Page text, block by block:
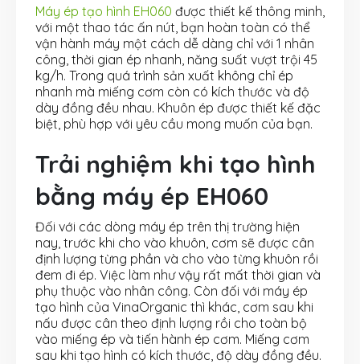
Máy ép tạo hình EH060 được thiết kế thông minh,
với một thao tác ấn nút, bạn hoàn toàn có thể
vận hành máy một cách dễ dàng chỉ với 1 nhân
công, thời gian ép nhanh, năng suất vượt trội 45
kg/h. Trong quá trình sản xuất không chỉ ép
nhanh mà miếng cơm còn có kích thước và độ
dày đồng đều nhau. Khuôn ép được thiết kế đặc
biệt, phù hợp với yêu cầu mong muốn của bạn.
Trải nghiệm khi tạo hình
bằng máy ép EH060
Đối với các dòng máy ép trên thị trường hiện
nay, trước khi cho vào khuôn, cơm sẽ được cân
định lượng từng phần và cho vào từng khuôn rồi
đem đi ép. Việc làm như vậy rất mất thời gian và
phụ thuộc vào nhân công. Còn đối với máy ép
tạo hình của VinaOrganic thì khác, cơm sau khi
nấu được cân theo định lượng rồi cho toàn bộ
vào miếng ép và tiến hành ép cơm. Miếng cơm
sau khi tạo hình có kích thước, độ dày đồng đều.